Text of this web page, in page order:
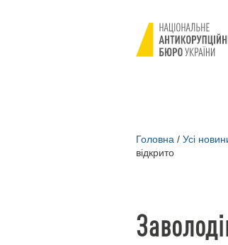
Головна / Усі
відкрито